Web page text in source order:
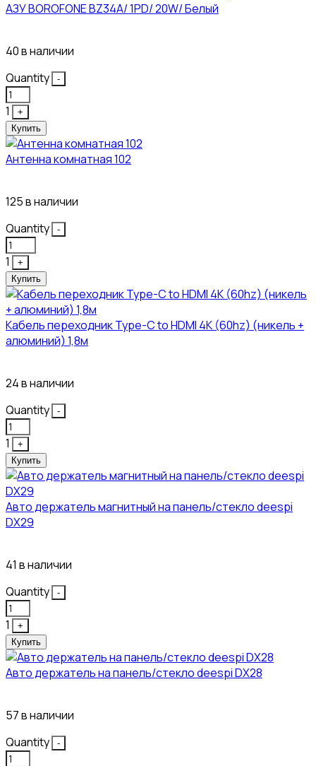
АЗУ BOROFONE BZ34A/ 1PD/ 20W/ Белый
40 в наличии
Quantity
-
1
+
Купить
Антенна комнатная 102
125 в наличии
Quantity
-
1
+
Купить
Кабель переходник Type-C to HDMI 4K (60hz) (никель +
алюминий) 1,8м
24 в наличии
Quantity
-
1
+
Купить
Авто держатель магнитный на панель/стекло deespi
DX29
41 в наличии
Quantity
-
1
+
Купить
Авто держатель на панель/стекло deespi DX28
57 в наличии
Quantity
-